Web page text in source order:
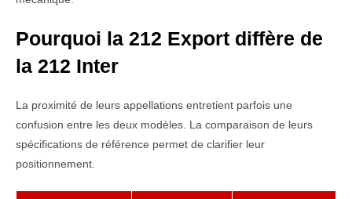
Pourquoi la 212 Export diffère de
la 212 Inter
La proximité de leurs appellations entretient parfois une
confusion entre les deux modèles. La comparaison de leurs
spécifications de référence permet de clarifier leur
positionnement.